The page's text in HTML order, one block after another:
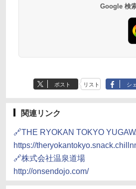
10,450円～
7,950円～Google 検
ポスト リスト シ
関連リンク
🔗THE RYOKAN TOKYO
https://
🔗株式会社温泉道場
http://onsendojo.com/